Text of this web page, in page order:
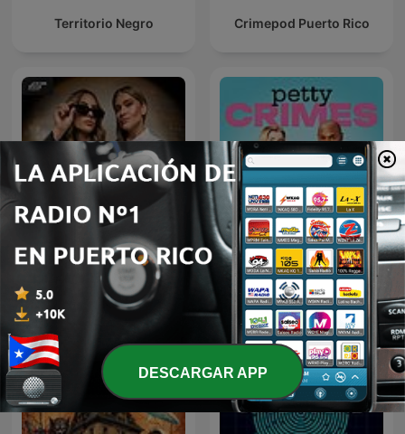
Territorio Negro Crimepod Puerto Rico
Crimes of Reddit with
Sabrina Deana-Roga &
Alexis Linkletter
Petty Crimes
DESCARGAR APP